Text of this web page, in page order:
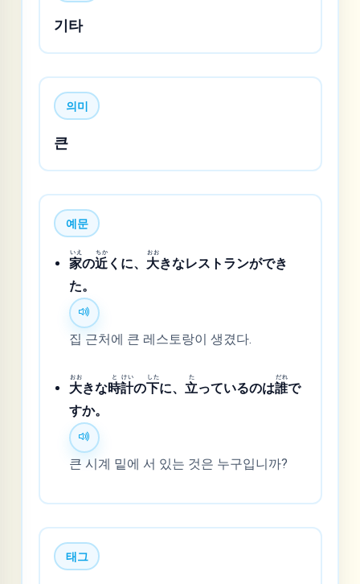
기타
의미
큰
예문
家
いえ
の近
ちか
くに、 大
おお
きなレストランができ
た。
집 근처에 큰 레스토랑이 생겼다.
大
おお
きな時
と
計
けい
の下
した
に、立
た
っているのは誰
だれ
で
すか。
큰 시계 밑에 서 있는 것은 누구입니까?
태그